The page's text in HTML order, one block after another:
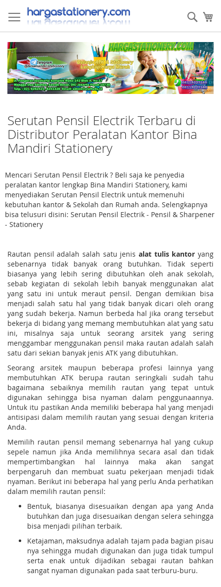
to
Content
Serutan Pensil Electrik Terbaru di
Distributor Peralatan Kantor Bina
Mandiri Stationery
Mencari Serutan Pensil Electrik ? Beli saja ke penyedia
peralatan kantor lengkap Bina Mandiri Stationery, kami
menyediakan Serutan Pensil Electrik untuk memenuhi
kebutuhan kantor & Sekolah dan Rumah anda. Selengkapnya
bisa telusuri disini: Serutan Pensil Electrik - Pensil & Sharpener
- Stationery
Rautan pensil adalah salah satu jenis alat tulis kantor yang
sebenarnya tidak banyak orang butuhkan. Tidak seperti
biasanya yang lebih sering dibutuhkan oleh anak sekolah,
sebab kegiatan di sekolah lebih banyak menggunakan alat
yang satu ini untuk meraut pensil. Dengan demikian bisa
menjadi salah satu hal yang tidak banyak dicari oleh orang
yang sudah bekerja. Namun berbeda hal jika orang tersebut
bekerja di bidang yang memang membutuhkan alat yang satu
ini, misalnya saja untuk seorang arsitek yang sering
menggambar menggunakan pensil maka rautan adalah salah
satu dari sekian banyak jenis ATK yang dibutuhkan.
Seorang arsitek maupun beberapa profesi lainnya yang
membutuhkan ATK berupa rautan seringkali sudah tahu
bagaimana sebaiknya memilih rautan yang tepat untuk
digunakan sehingga bisa nyaman dalam penggunaannya.
Untuk itu pastikan Anda memiliki beberapa hal yang menjadi
antisipasi dalam memilih rautan yang sesuai dengan kriteria
Anda.
Memilih rautan pensil memang sebenarnya hal yang cukup
sepele namun jika Anda memilihnya secara asal dan tidak
mempertimbangkan hal lainnya maka akan sangat
berpengaruh dan membuat suatu pekerjaan menjadi tidak
nyaman. Berikut ini beberapa hal yang perlu Anda perhatikan
dalam memilih rautan pensil:
Bentuk, biasanya disesuaikan dengan apa yang Anda
butuhkan dan juga disesuaikan dengan selera sehingga
bisa menjadi pilihan terbaik.
Ketajaman, maksudnya adalah tajam pada bagian pisau
nya sehingga mudah digunakan dan juga tidak tumpul
serta enak untuk dijadikan sebagai rautan bahkan
sangat nyaman digunakan pada saat terburu-buru.